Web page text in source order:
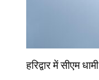
हरिद्वार में सीएम